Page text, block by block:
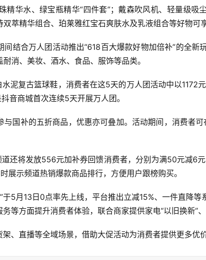
华水、绿宝瓶精华“四件套”；戴森吹风机、轻量级吸
萃精华组合、珀莱雅红宝石爽肤水及乳液组合等好物可享
结合万人团活动推出“618百大爆款好物加倍补”的全
消、美妆、酒水、食品、服饰等品类。
泥复古篮球鞋，消费者在这5天的万人团活动中以1172
音商城首次连续5天开展万人团。
国补的五折商品，优惠亦可叠加。活动期间，消费者
还将发放556元加补券回馈消费者，分别为满50元减6
展示频道热销爆款商品排行，方便用户跟榜购买。
5月13日0点率先上线，平台推出立减15%、一件直降
等方面提升消费者体验，联合商家提供家电“以旧换新”、
、直播等全域场景，借助大促活动为消费者提供更多优